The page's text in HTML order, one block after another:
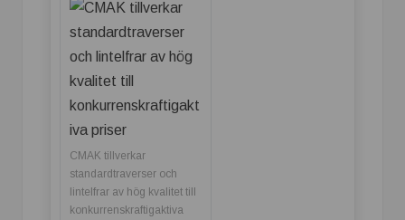
CMAK tillverkar
standardtraverser och
lintelfrar av hög kvalitet till
konkurrenskraftigaktiva